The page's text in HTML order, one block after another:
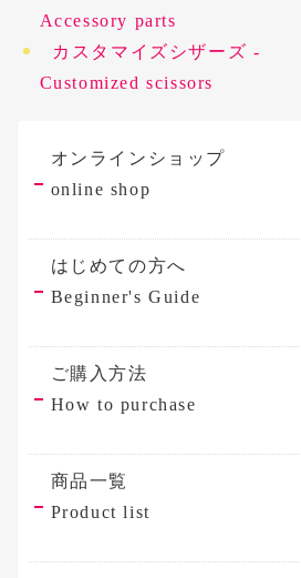
Accessory parts
カスタマイズシザーズ -
Customized scissors
オンラインショップ
online shop
はじめての方へ
Beginner's Guide
ご購入方法
How to purchase
商品一覧
Product list